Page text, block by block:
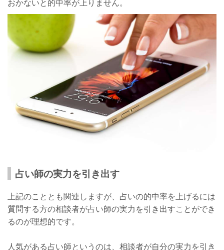
おかないと的中率が上りません。
占い師の実力を引き出す
上記のこととも関連しますが、占いの的中率を上げるには
質問する方の相談者が占い師の実力を引き出すことができ
るのが理想的です。
人気がある占い師というのは、相談者が自分の実力を引き